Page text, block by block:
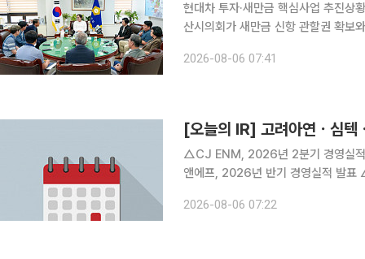
현대차 투자·새만금 핵심사업 추진상황 공
산시의회가 새만금 신항 관할권 확보
2026-08-06 07:41
[오늘의 IR] 고려아연ㆍ심텍
△CJ ENM, 2026년 2분기 경영실
앤에프, 2026년 반기 경영실적 발표
디앤디플랫폼리츠, 한국리츠협회
2026-08-06 07:22